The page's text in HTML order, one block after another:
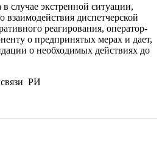
случае экстренной ситуации,
диспетчерской
реагирования, оператор-
о предпринятых мерах и дает,
о необходимых действиях до
РИ